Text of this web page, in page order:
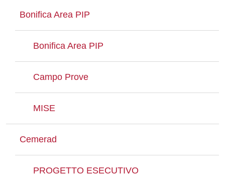
Bonifica Area PIP
Bonifica Area PIP
Campo Prove
MISE
Cemerad
PROGETTO ESECUTIVO